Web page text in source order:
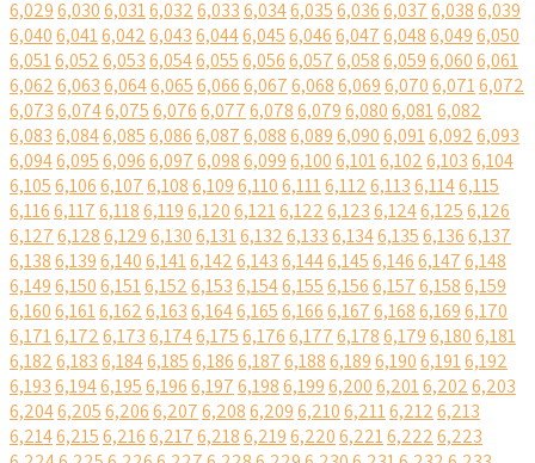
6,0296,0306,0316,0326,0336,0346,0356,0366,0376,0386,039
6,0406,0416,0426,0436,0446,0456,0466,0476,0486,0496,050
6,0516,0526,0536,0546,0556,0566,0576,0586,0596,0606,061
6,0626,0636,0646,0656,0666,0676,0686,0696,0706,0716,072
6,0736,0746,0756,0766,0776,0786,0796,0806,0816,082
6,0836,0846,0856,0866,0876,0886,0896,0906,0916,0926,093
6,0946,0956,0966,0976,0986,0996,1006,1016,1026,1036,104
6,1056,1066,1076,1086,1096,1106,1116,1126,1136,1146,115
6,1166,1176,1186,1196,1206,1216,1226,1236,1246,1256,126
6,1276,1286,1296,1306,1316,1326,1336,1346,1356,1366,137
6,1386,1396,1406,1416,1426,1436,1446,1456,1466,1476,148
6,1496,1506,1516,1526,1536,1546,1556,1566,1576,1586,159
6,1606,1616,1626,1636,1646,1656,1666,1676,1686,1696,170
6,1716,1726,1736,1746,1756,1766,1776,1786,1796,1806,181
6,1826,1836,1846,1856,1866,1876,1886,1896,1906,1916,192
6,1936,1946,1956,1966,1976,1986,1996,2006,2016,2026,203
6,2046,2056,2066,2076,2086,2096,2106,2116,2126,213
6,2146,2156,2166,2176,2186,2196,2206,2216,2226,223